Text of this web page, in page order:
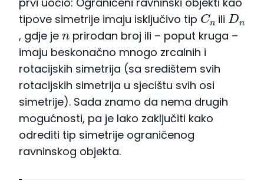
tipove simetrije imaju isključivo tip
Cn
ili
Dn
, gdje je
n
prirodan broj ili – poput kruga –
imaju beskonačno mnogo zrcalnih i
rotacijskih simetrija (sa središtem svih
rotacijskih simetrija u sjecištu svih osi
simetrije). Sada znamo da nema drugih
mogućnosti, pa je lako zaključiti kako
odrediti tip simetrije ograničenog
ravninskog objekta.